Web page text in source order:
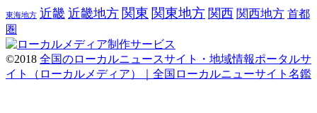
東海地方 近畿 近畿地方 関東 関東地方 関西 関西地方 首都
圏
©2018 全国のローカルニュースサイト・地域情報ポータルサ
イト（ローカルメディア）｜全国ローカルニューサイト名鑑